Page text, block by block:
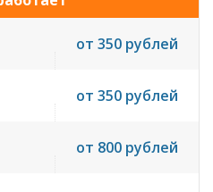
от 350 рублей
от 350 рублей
от 800 рублей